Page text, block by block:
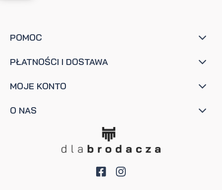
POMOC
PŁATNOŚCI I DOSTAWA
MOJE KONTO
O NAS